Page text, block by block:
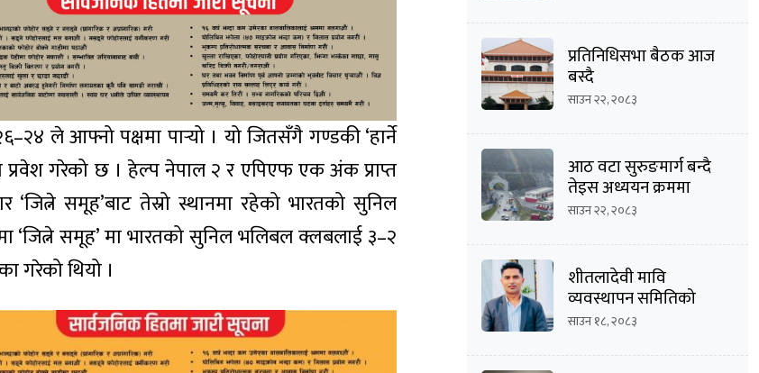
ले आफ्नो पक्षमा पार्‍यो । यो जितसँगै गण्डकी ‘हार्ने
प्रवेश गरेको छ । हेल्प नेपाल २ र एपिएफ एक अंक प्राप्त
‘जित्ने समूह’बाट तेस्रो स्थानमा रहेको भारतको सुनिल
समूह’ मा भारतको सुनिल भलिबल क्लबलाई ३–२
गरेको थियो ।
प्रतिनिधिसभा बैठक आज
बस्दै
साउन २२, २०८३
आठ वटा सुरुङमार्ग बन्दै
तेइस अध्ययन क्रममा
साउन २२, २०८३
शीतलादेवी मावि
व्यवस्थापन समितिको
अध्यक्षमा दीपक कार्की
साउन १८, २०८३